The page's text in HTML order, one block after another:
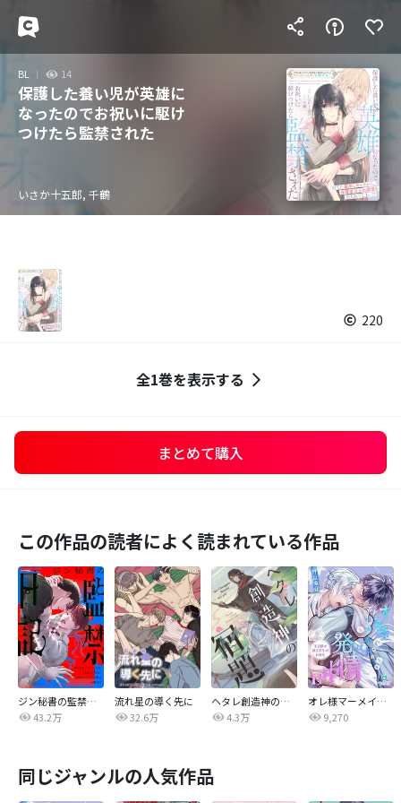
BL 14
保護した養い児が英雄に
なったのでお祝いに駆け
つけたら監禁された
いさか十五郎, 千鶴
220
全1巻を表示する
まとめて購入
この作品の読者によく読まれている作品
ジン秘書の監禁日記【タテヨミ】
43.2万
流れ星の導く先に
32.6万
ヘタレ創造神の宿題【タテヨミ】
4.3万
オレ様マーメイドは発情中～王子様は貧乏学生がお好き～
9,270
同じジャンルの人気作品